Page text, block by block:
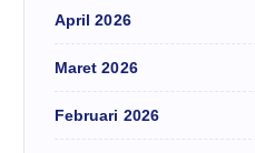
April 2026
Maret 2026
Februari 2026